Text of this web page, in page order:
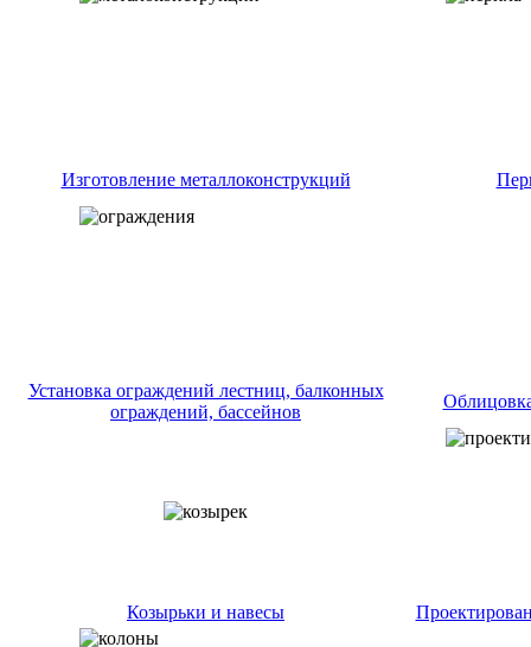
Изготовление металлоконструкций
Установка ограждений лестниц, балконных
ограждений, бассейнов
Козырьки и навесы